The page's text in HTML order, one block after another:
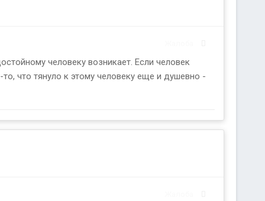
человеку возникает. Если человек
что тянуло к этому человеку еще и душевно -